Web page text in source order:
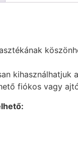
kihasználhatjuk
fiókos vagy